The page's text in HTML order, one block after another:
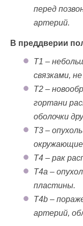
перед
артерий.
В преддверии
T1 –
связками,
T2 –
гортани
оболочки
T3 –
окружающие
T4 – рак
T4a –
пластины.
T4b –
артерий,